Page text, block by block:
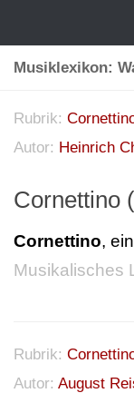
Musiklexikon:
Rubrik:
Autor: Heinrich
Cornettino
Cornettino,
Musikalisches
Rubrik:
Autor: August